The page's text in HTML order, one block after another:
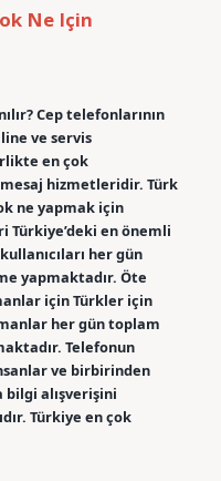
Ne Için
Cep telefonlarının
ve servis
en çok
hizmetleridir. Türk
ne yapmak için
Türkiye’deki en önemli
her gün
yapmaktadır. Öte
için Türkler için
her gün toplam
Telefonun
ve birbirinden
bilgi alışverişini
Türkiye en çok